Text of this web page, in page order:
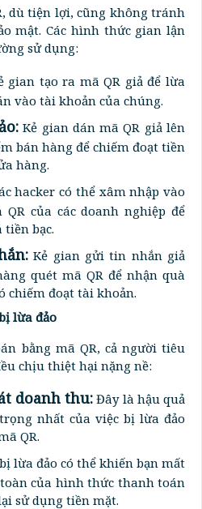
dù tiện lợi, cũng không tránh
mật. Các hình thức gian lận
sử dụng:
gian tạo ra mã QR giả để lừa
vào tài khoản của chúng.
Kẻ gian dán mã QR giả lên
bán hàng để chiếm đoạt tiền
hàng.
hacker có thể xâm nhập vào
của các doanh nghiệp để
bạc.
Kẻ gian gửi tin nhắn giả
quét mã QR để nhận quà
chiếm đoạt tài khoản.
lừa đảo
bằng mã QR, cả người tiêu
chịu thiệt hại nặng nề:
doanh thu: Đây là hậu quả
nhất của việc bị lừa đảo
QR.
lừa đảo có thể khiến bạn mất
của hình thức thanh toán
sử dụng tiền mặt.